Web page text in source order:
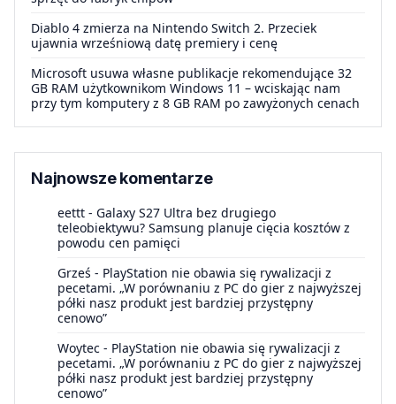
Diablo 4 zmierza na Nintendo Switch 2. Przeciek
ujawnia wrześniową datę premiery i cenę
Microsoft usuwa własne publikacje rekomendujące 32
GB RAM użytkownikom Windows 11 – wciskając nam
przy tym komputery z 8 GB RAM po zawyżonych cenach
Najnowsze komentarze
eettt - Galaxy S27 Ultra bez drugiego
teleobiektywu? Samsung planuje cięcia kosztów z
powodu cen pamięci
Grześ - PlayStation nie obawia się rywalizacji z
pecetami. „W porównaniu z PC do gier z najwyższej
półki nasz produkt jest bardziej przystępny
cenowo”
Woytec - PlayStation nie obawia się rywalizacji z
pecetami. „W porównaniu z PC do gier z najwyższej
półki nasz produkt jest bardziej przystępny
cenowo”